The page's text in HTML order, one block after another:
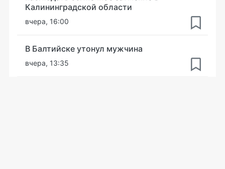
Калининградской области
вчера, 16:00
В Балтийске утонул мужчина
вчера, 13:35